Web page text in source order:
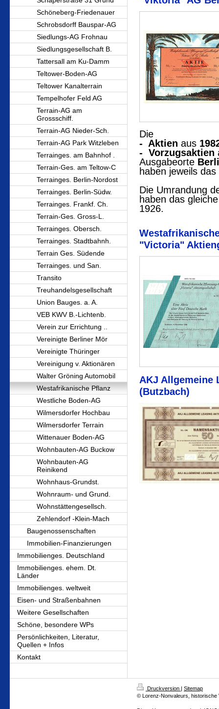
Schöneberg-Friedenauer
Schrobsdorff Bauspar-AG
Siedlungs-AG Frohnau
Siedlungsgesellschaft B.
Tattersall am Ku-Damm
Teltower-Boden-AG
Teltower Kanalterrain
Tempelhofer Feld AG
Terrain-AG am
Grossschiff.
Terrain-AG Nieder-Sch.
Terrain-AG Park Witzleben
Terrainges. am Bahnhof .
Terrain-Ges. am Teltow-C
Terrainges. Berlin-Nordost
Terrainges. Berlin-Südw.
Terrainges. Frankf. Ch.
Terrain-Ges. Gross-L.
Terrainges. Obersch.
Terrainges. Stadtbahnh.
Terrain Ges. Südende
Terrainges. und San.
Transito
Treuhandelsgesellschaft
Union Bauges. a. A.
VEB KWV B.-Lichtenb.
Verein zur Errichtung ..
Vereinigte Berliner Mör
Vereinigte Thüringer
Vereinigung v. Aktionären
Walter Gröning Automobil
Westafrikanische Pflanz
Westliche Boden-AG
Wilmersdorfer Hochbau
Wilmersdorfer Terrain
Wittenauer Boden-AG
Wohnbauten-AG Buckow
Wohnbauten-AG
Reinikend
Wohnhaus-Grundst.
Wohnraum- und Grund.
Wohnstättengesellsch.
Zehlendorf -Klein-Mach
Baugenossenschaften
Immobilien-Finanzierungen
Immobilienges. Deutschland
Immobilienges. ehem. Dt.
Länder
Immobilienges. weltweit
Eisen- und Straßenbahnen
Weitere Gesellschaften
Schöne, besondere WPs
Persönlichkeiten, Literatur,
Quellen + Infos
Kontakt
Die
- Aktien aus
- Vorzugsaktien
Ausgabeorte
haben jeweils
Die Umrandung
haben das
1926.
"Victoria"
AKJ Allgemeine
(Butzbach)
Druckversion | Sitemap
© Lorenz-Nonvaleurs, historische